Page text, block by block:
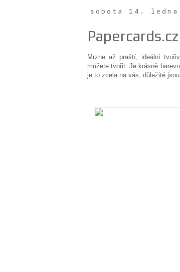
sobota 14. ledna
Mrzne až praští, ideální
můžete tvořit. Je krásně
je to zcela na vás, důležité